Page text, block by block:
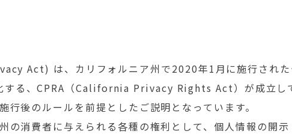
Act) は、カリフォルニア州で2020年1月に施行された
する、CPRA（California Privacy Rights Act）が成立し
行後のルールを前提としたご説明となっています。
の消費者に与えられる各種の権利として、個人情報の開